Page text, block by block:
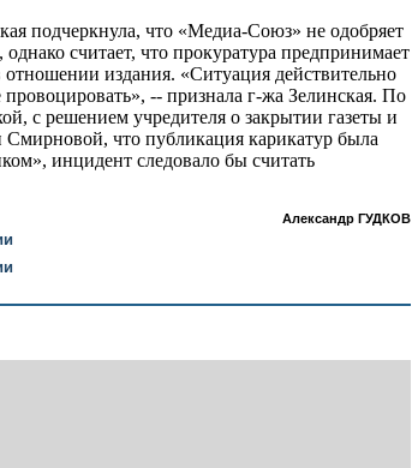
подчеркнула, что «Медиа-Союз» не одобряет
считает, что прокуратура предпринимает
издания. «Ситуация действительно
-- признала г-жа Зелинская. По
с решением учредителя о закрытии газеты и
что публикация карикатур была
инцидент следовало бы считать
Александр ГУДКОВ